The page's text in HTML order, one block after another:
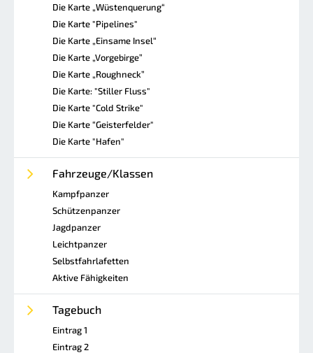
Die Karte „Wüstenquerung“
Die Karte "Pipelines"
Die Karte „Einsame Insel“
Die Karte „Vorgebirge”
Die Karte „Roughneck”
Die Karte: "Stiller Fluss"
Die Karte "Cold Strike"
Die Karte “Geisterfelder"
Die Karte "Hafen"
Fahrzeuge/Klassen
Kampfpanzer
Schützenpanzer
Jagdpanzer
Leichtpanzer
Selbstfahrlafetten
Aktive Fähigkeiten
Tagebuch
Eintrag 1
Eintrag 2